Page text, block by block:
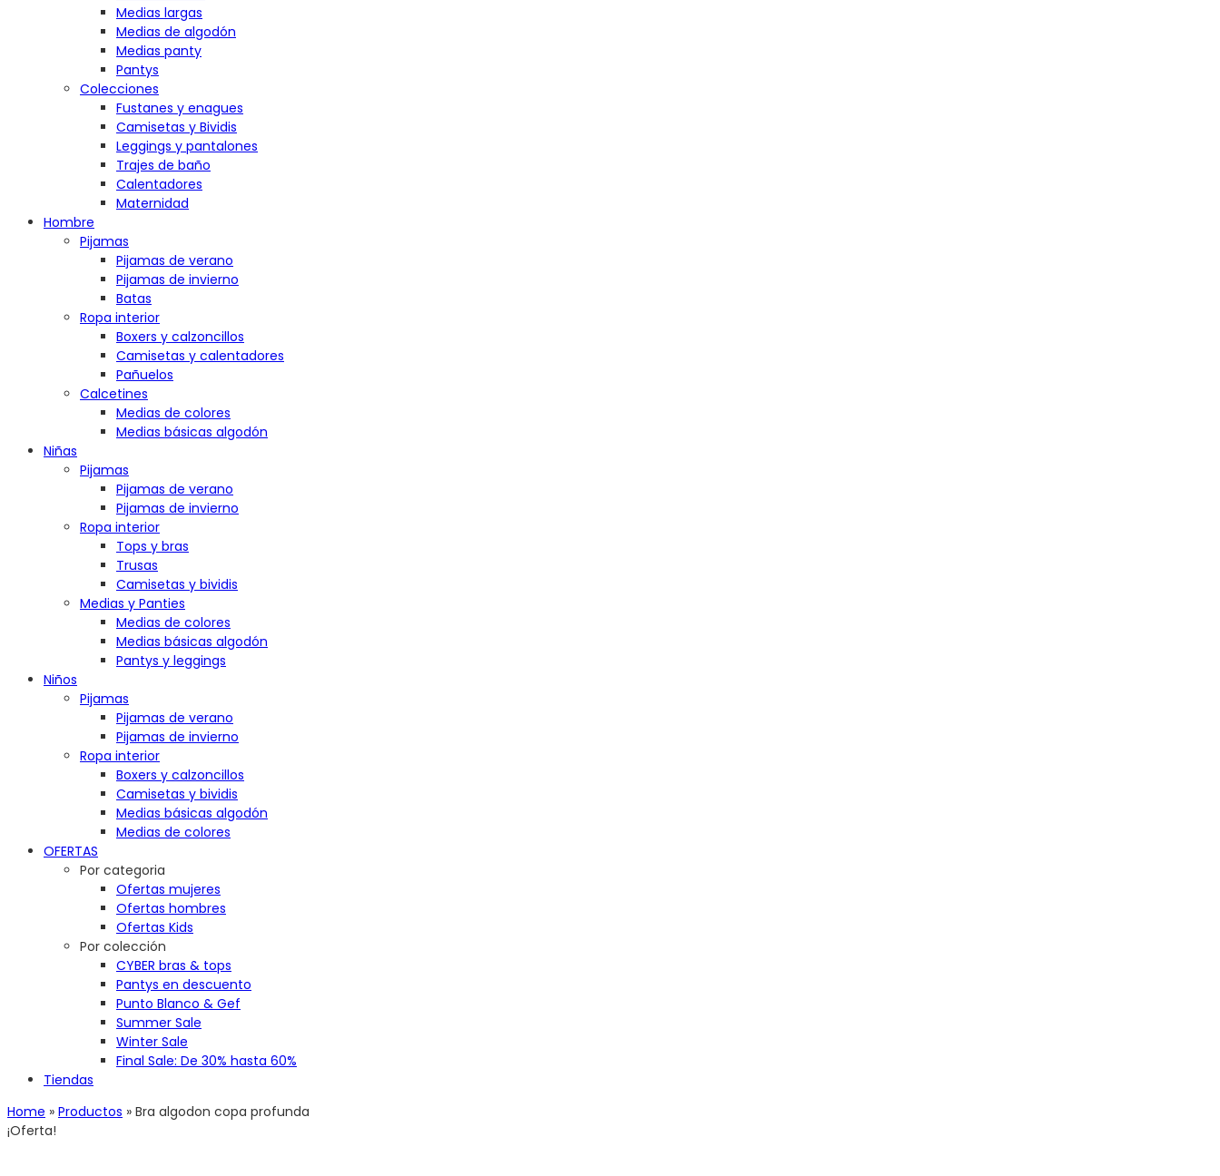
Medias largas
Medias de algodón
Medias panty
Pantys
Colecciones
Fustanes y enagues
Camisetas y Bividis
Leggings y pantalones
Trajes de baño
Calentadores
Maternidad
Hombre
Pijamas
Pijamas de verano
Pijamas de invierno
Batas
Ropa interior
Boxers y calzoncillos
Camisetas y calentadores
Pañuelos
Calcetines
Medias de colores
Medias básicas algodón
Niñas
Pijamas
Pijamas de verano
Pijamas de invierno
Ropa interior
Tops y bras
Trusas
Camisetas y bividis
Medias y Panties
Medias de colores
Medias básicas algodón
Pantys y leggings
Niños
Pijamas
Pijamas de verano
Pijamas de invierno
Ropa interior
Boxers y calzoncillos
Camisetas y bividis
Medias básicas algodón
Medias de colores
OFERTAS
Por categoria
Ofertas mujeres
Ofertas hombres
Ofertas Kids
Por colección
CYBER bras & tops
Pantys en descuento
Punto Blanco & Gef
Summer Sale
Winter Sale
Final Sale: De 30% hasta 60%
Tiendas
Home » Productos » Bra algodon copa profunda
¡Oferta!